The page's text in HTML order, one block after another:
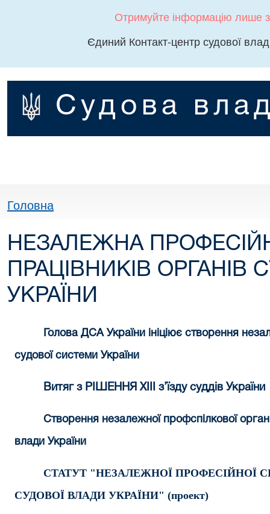
Отримуйте інформацію лише
Єдиний Контакт-центр судової
Судова
Головна
НЕЗАЛЕЖНА
ПРАЦІВНИКІВ ОРГАНІВ
УКРАЇНИ
Голова ДСА України ініціює створення
судової системи України
Витяг з РІШЕННЯ ХІ І з’їзду суддів України
Створення незалежної профспілкової
влади України
СТАТУТ "НЕЗАЛЕЖНОЇ ПРОФЕСІЙНОЇ
СУДОВОЇ ВЛАДИ УКРАЇНИ" (проект)